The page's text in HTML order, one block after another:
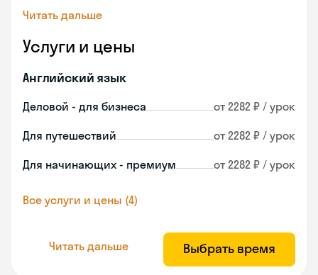
Читать дальше
Услуги и цены
Английский язык
Деловой - для бизнеса от 2282 ₽ / урок
Для путешествий от 2282 ₽ / урок
Для начинающих - премиум от 2282 ₽ / урок
Все услуги и цены (4)
Читать дальше Выбрать время